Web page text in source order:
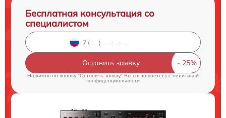
Бесплатная консультация со
специалистом
Оставить заявку
Нажимая на кнопку "Оставить заявку" Вы соглашаетесь c политикой
конфиденциальности